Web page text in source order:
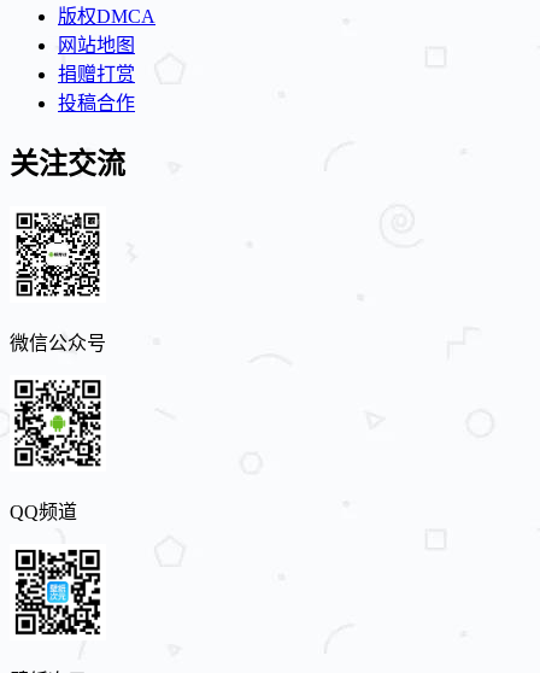
版权DMCA
网站地图
捐赠打赏
投稿合作
关注交流
微信公众号
QQ频道